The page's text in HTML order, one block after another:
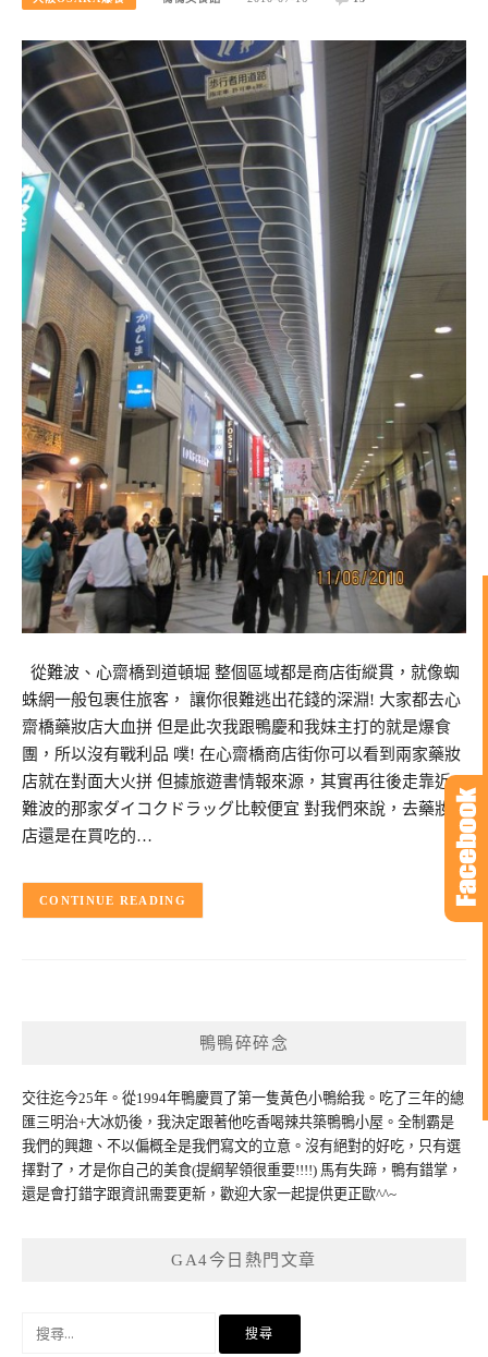
從難波、心齋橋到道頓堀 整個區域都是商店街縱貫，就像蜘
蛛網一般包裹住旅客， 讓你很難逃出花錢的深淵! 大家都去心
齋橋藥妝店大血拼 但是此次我跟鴨慶和我妹主打的就是爆食
團，所以沒有戰利品 噗! 在心齋橋商店街你可以看到兩家藥妝
店就在對面大火拼 但據旅遊書情報來源，其實再往後走靠近
難波的那家ダイコクドラッグ比較便宜 對我們來說，去藥妝
店還是在買吃的…
CONTINUE READING
鴨鴨碎碎念
交往迄今25年。從1994年鴨慶買了第一隻黃色小鴨給我。吃了三年的總
匯三明治+大冰奶後，我決定跟著他吃香喝辣共築鴨鴨小屋。全制霸是
我們的興趣、不以偏概全是我們寫文的立意。沒有絕對的好吃，只有選
擇對了，才是你自己的美食(提綱挈領很重要!!!!) 馬有失蹄，鴨有錯掌，
還是會打錯字跟資訊需要更新，歡迎大家一起提供更正歐^^~
GA4今日熱門文章